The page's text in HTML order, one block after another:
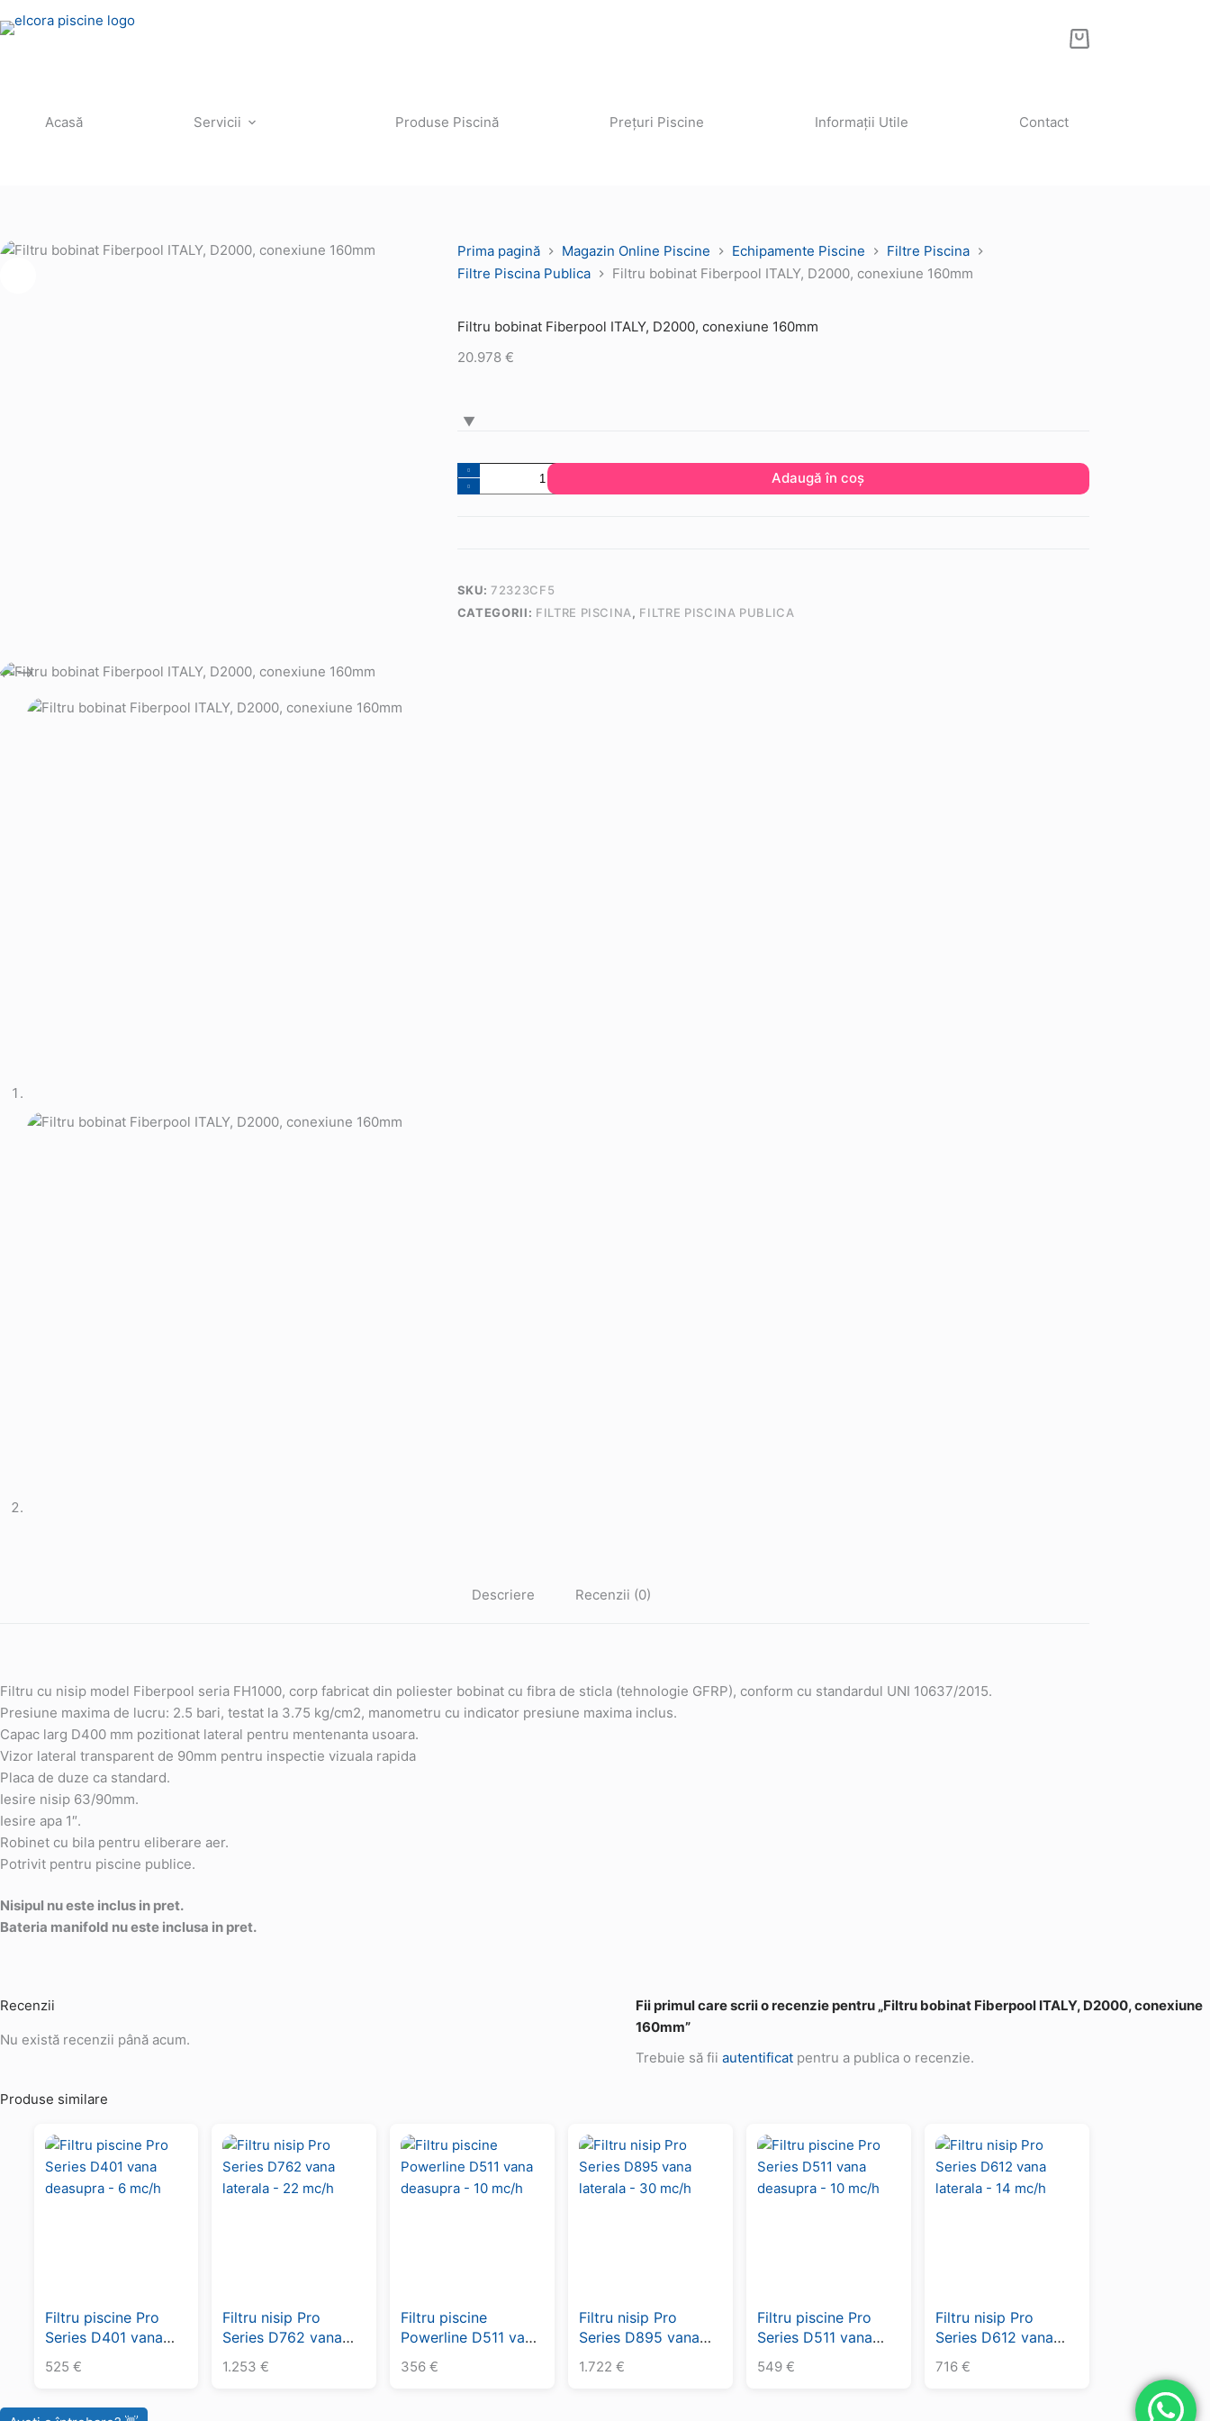
la
Coș
Acasă
Servicii Produse Piscină Prețuri Piscine Informații Utile Contact
Prima pagină Magazin Online Piscine Echipamente Piscine
Filtre Piscina
Filtre Piscina Publica
Filtru bobinat Fiberpool ITALY, D2000, conexiune 160mm
Filtru bobinat Fiberpool ITALY, D2000, conexiune 160mm
20.978 €
Cantitate
Filtru
Adaugă în coș
SKU:72323CF5
CATEGORII: FILTRE PISCINA, FILTRE PISCINA PUBLICA
Descriere Recenzii (0)
Filtru cu nisip model Fiberpool seria FH1000, corp fabricat din poliester bobinat cu fibra de sticla (tehnologie GFRP), conform cu standardul UNI 10637/2015.
Presiune maxima de lucru: 2.5 bari, testat la 3.75 kg/cm2, manometru cu indicator presiune maxima inclus.
Capac larg D400 mm pozitionat lateral pentru mentenanta usoara.
Vizor lateral transparent de 90mm pentru inspectie vizuala rapida
Placa de duze ca standard.
Iesire nisip 63/90mm.
Iesire apa 1″.
Robinet cu bila pentru eliberare aer.
Potrivit pentru piscine publice.
Nisipul nu este inclus in pret.
Bateria manifold nu este inclusa in pret.
Recenzii
Nu există recenzii până acum.
Fii primul care scrii o recenzie pentru „Filtru bobinat Fiberpool ITALY, D2000, conexiune
160mm”
Trebuie să fii autentificatpentru a publica o recenzie.
Produse similare
Filtru piscine Pro
Series D401 vana
525 €
Filtru nisip Pro
Series D762 vana
1.253€
Filtru piscine
Powerline D511 vana
356€
Filtru nisip Pro
Series D895 vana
1.722€
Filtru piscine Pro
Series D511 vana
549 €
Filtru nisip Pro
Series D612 vana
716 €